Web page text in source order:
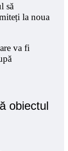
să
la noua
va fi
obiectul